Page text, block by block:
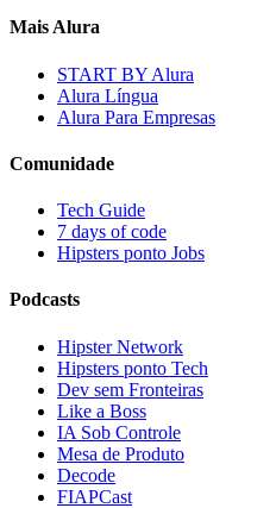
Mais Alura
START BY Alura
Alura Língua
Alura Para Empresas
Comunidade
Tech Guide
7 days of code
Hipsters ponto Jobs
Podcasts
Hipster Network
Hipsters ponto Tech
Dev sem Fronteiras
Like a Boss
IA Sob Controle
Mesa de Produto
Decode
FIAPCast